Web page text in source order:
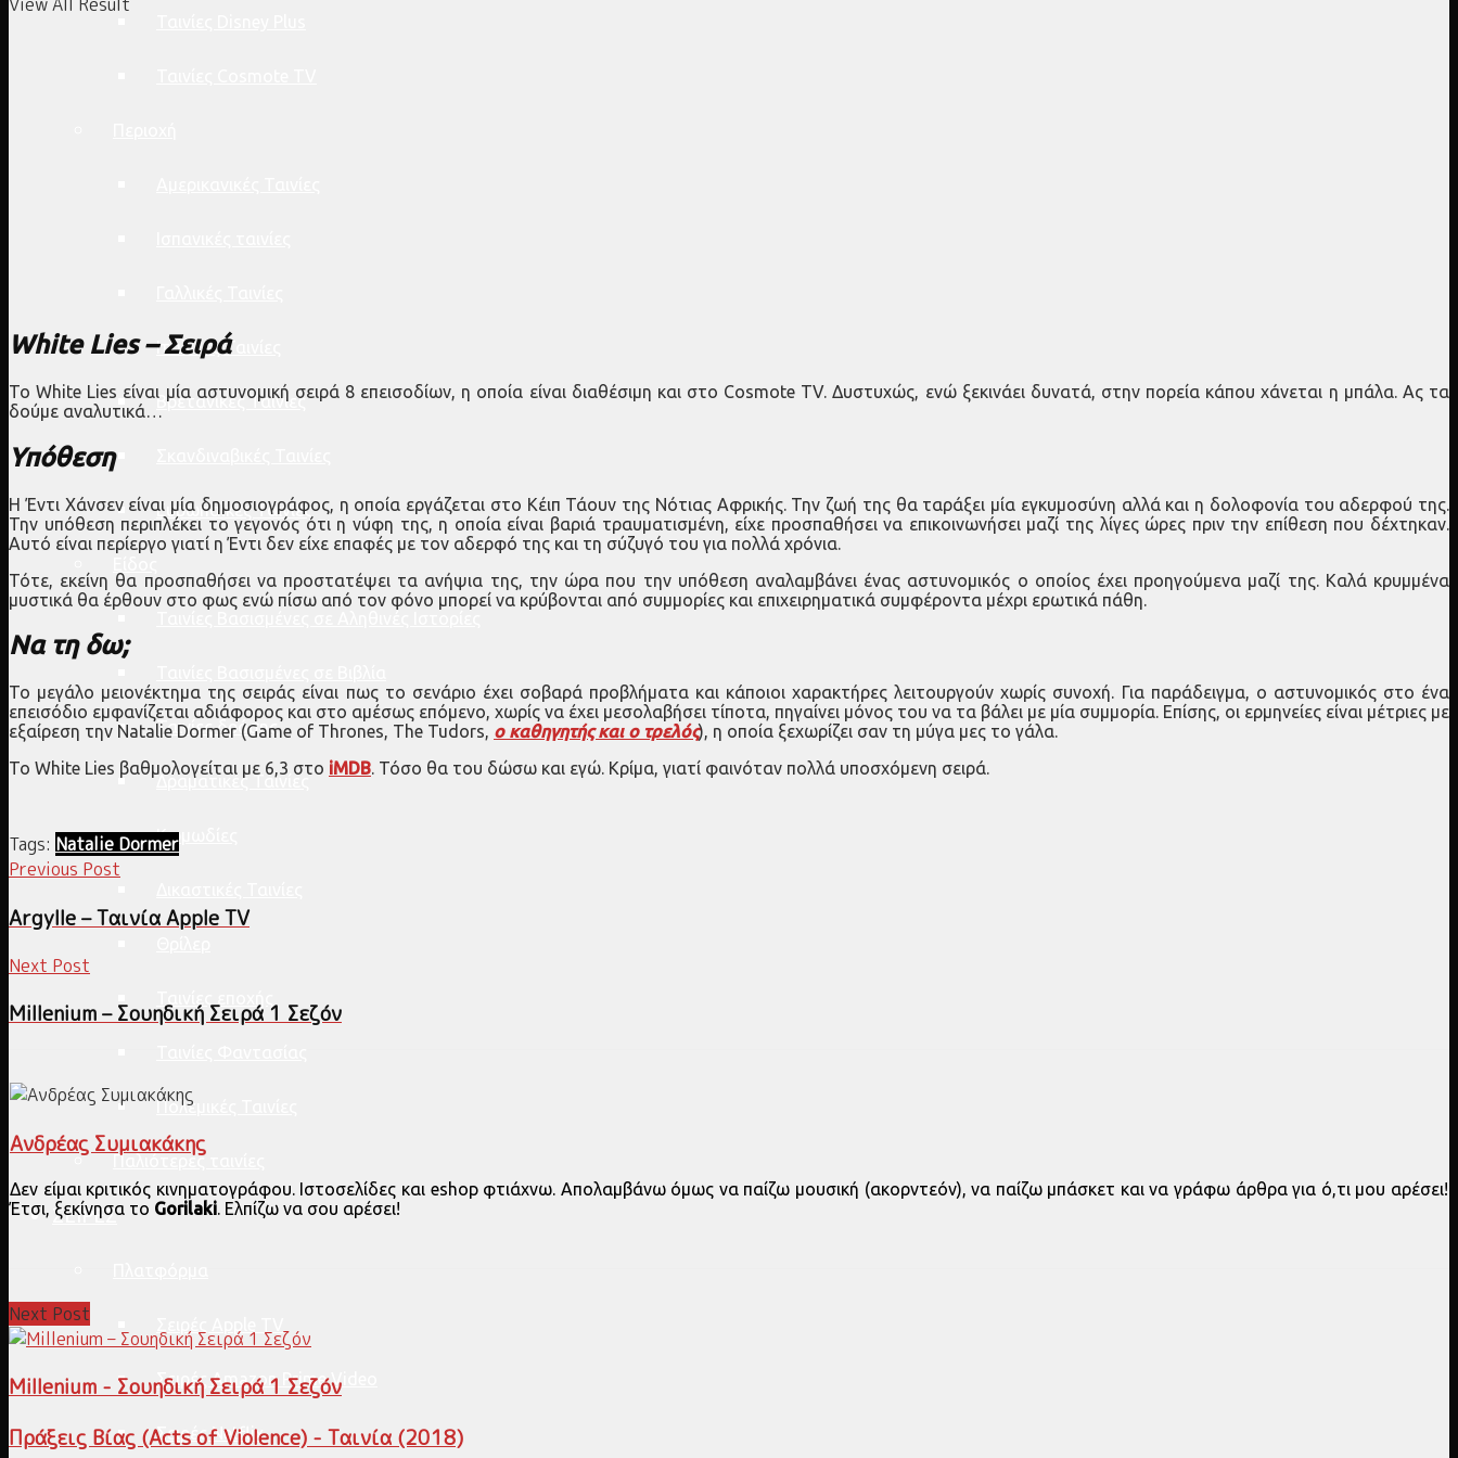
Ιταλικές Ταινίες
Βρετανικές Ταινίες
Ευρωπαϊκές Ταινίες
Ταινίες δράσης
Δραματικές Ταινίες
Κωμωδίες
Πολεμικές Ταινίες
Παλιότερες ταινίες
ΣΕΙΡΕΣ
Σειρές Amazon Prime Video
Σειρές Netflix
White Lies – Σειρά
Το White Lies είναι μία αστυνομική σειρά 8 επεισοδίων, η οποία είναι διαθέσιμη και στο Cosmote TV. Δυστυχώς, ενώ ξεκινάει δυνατά, στην πορεία κάπου χάνεται η μπάλα. Ας τα
δούμε αναλυτικά…
Υπόθεση
Η Έντι Χάνσεν είναι μία δημοσιογράφος, η οποία εργάζεται στο Κέιπ Τάουν της Νότιας Αφρικής. Την ζωή της θα ταράξει μία εγκυμοσύνη αλλά και η δολοφονία του αδερφού της.
Την υπόθεση περιπλέκει το γεγονός ότι η νύφη της, η οποία είναι βαριά τραυματισμένη, είχε προσπαθήσει να επικοινωνήσει μαζί της λίγες ώρες πριν την επίθεση που δέχτηκαν.
Αυτό είναι περίεργο γιατί η Έντι δεν είχε επαφές με τον αδερφό της και τη σύζυγό του για πολλά χρόνια.
Τότε, εκείνη θα προσπαθήσει να προστατέψει τα ανήψια της, την ώρα που την υπόθεση αναλαμβάνει ένας αστυνομικός ο οποίος έχει προηγούμενα μαζί της. Καλά κρυμμένα
μυστικά θα έρθουν στο φως ενώ πίσω από τον φόνο μπορεί να κρύβονται από συμμορίες και επιχειρηματικά συμφέροντα μέχρι ερωτικά πάθη.
Να τη δω;
Το μεγάλο μειονέκτημα της σειράς είναι πως το σενάριο έχει σοβαρά προβλήματα και κάποιοι χαρακτήρες λειτουργούν χωρίς συνοχή. Για παράδειγμα, ο αστυνομικός στο ένα
επεισόδιο εμφανίζεται αδιάφορος και στο αμέσως επόμενο, χωρίς να έχει μεσολαβήσει τίποτα, πηγαίνει μόνος του να τα βάλει με μία συμμορία. Επίσης, οι ερμηνείες είναι μέτριες με
εξαίρεση την Natalie Dormer (Game of Thrones, The Tudors, ο καθηγητής και ο τρελός), η οποία ξεχωρίζει σαν τη μύγα μες το γάλα.
To White Lies βαθμολογείται με 6,3 στο iMDB. Τόσο θα του δώσω και εγώ. Κρίμα, γιατί φαινόταν πολλά υποσχόμενη σειρά.
Tags: Natalie Dormer
Previous Post
Argylle – Ταινία Apple TV
Next Post
Millenium – Σουηδική Σειρά 1 Σεζόν
Ανδρέας Συμιακάκης
Δεν είμαι κριτικός κινηματογράφου. Ιστοσελίδες και eshop φτιάχνω. Απολαμβάνω όμως να παίζω μουσική (ακορντεόν), να παίζω μπάσκετ και να γράφω άρθρα για ό,τι μου αρέσει!
Έτσι, ξεκίνησα το Gorilaki. Ελπίζω να σου αρέσει!
Next Post
Millenium - Σουηδική Σειρά 1 Σεζόν
Πράξεις Βίας (Acts of Violence) - Ταινία (2018)